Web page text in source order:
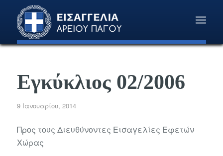
Εγκύκλιος 02/2006
9 Ιανουαρίου, 2014
Προς τους Διευθύνοντες Εισαγελίες Εφετών
Χώρας